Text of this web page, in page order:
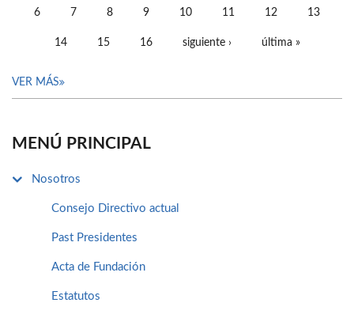
6 7 8 9 10 11 12 13
14 15 16 siguiente › última »
VER MÁS
MENÚ PRINCIPAL
Nosotros
Consejo Directivo actual
Past Presidentes
Acta de Fundación
Estatutos